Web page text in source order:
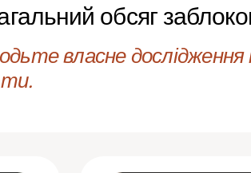
обсяг
власне дослідження